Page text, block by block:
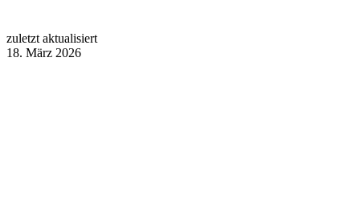
zuletzt aktualisiert
18. März 2026